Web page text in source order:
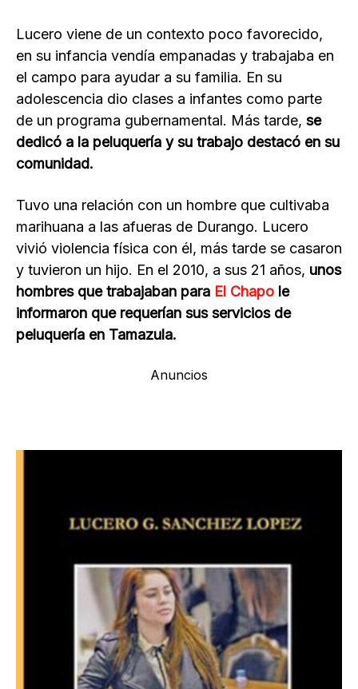
Lucero viene de un contexto poco favorecido,
en su infancia vendía empanadas y trabajaba en
el campo para ayudar a su familia. En su
adolescencia dio clases a infantes como parte
de un programa gubernamental. Más tarde, se
dedicó a la peluquería y su trabajo destacó en su
comunidad.
Tuvo una relación con un hombre que cultivaba
marihuana a las afueras de Durango. Lucero
vivió violencia física con él, más tarde se casaron
y tuvieron un hijo. En el 2010, a sus 21 años, unos
hombres que trabajaban para El Chapo le
informaron que requerían sus servicios de
peluquería en Tamazula.
Anuncios